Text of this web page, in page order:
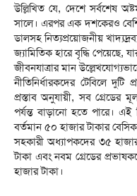
উল্লিখিত যে, দেশে সর্বশেষ
সালে। এরপর এক দশকেরও
ডালসহ নিত্যপ্রয়োজনীয়
জ্যামিতিক হারে বৃদ্ধি
জীবনযাত্রার মান
নীতিনির্ধারকদের টেবিলে দুটি
প্রস্তাব অনুযায়ী, সব গ্রেডের
পর্যন্ত বাড়ানো হতে পারে। এই
বর্তমান ৫০ হাজার টাকার
সহকারী অধ্যাপকদের ৩৫
টাকা এবং নবম গ্রেডের
হাজার টাকা।